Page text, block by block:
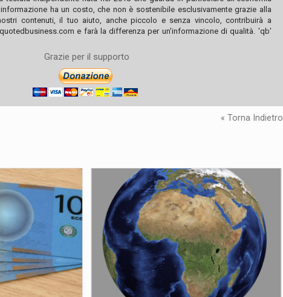
ha un costo, che non è sostenibile esclusivamente grazie alla
contenuti, il tuo aiuto, anche piccolo e senza vincolo, contribuirà a
e farà la differenza per un'informazione di qualità. 'qb'
Grazie per il supporto
« Torna Indietro